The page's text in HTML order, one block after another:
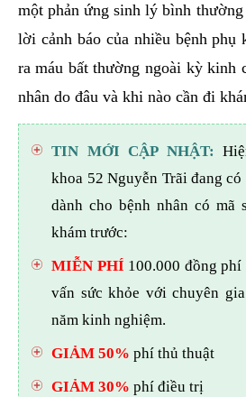
một phản ứng sinh lý bình
lời cảnh báo của nhiều bệnh phụ
ra máu bất thường ngoài kỳ kinh
nhân do đâu và khi nào cần đi
TIN MỚI CẬP NHẬT:
khoa 52 Nguyễn Trãi đang
dành cho bệnh nhân có mã
khám trước:
MIỄN PHÍ 100.000 đồng
vấn sức khỏe với chuyên
năm kinh nghiệm.
GIẢM 50% phí thủ thuật
GIẢM 30% phí điều trị